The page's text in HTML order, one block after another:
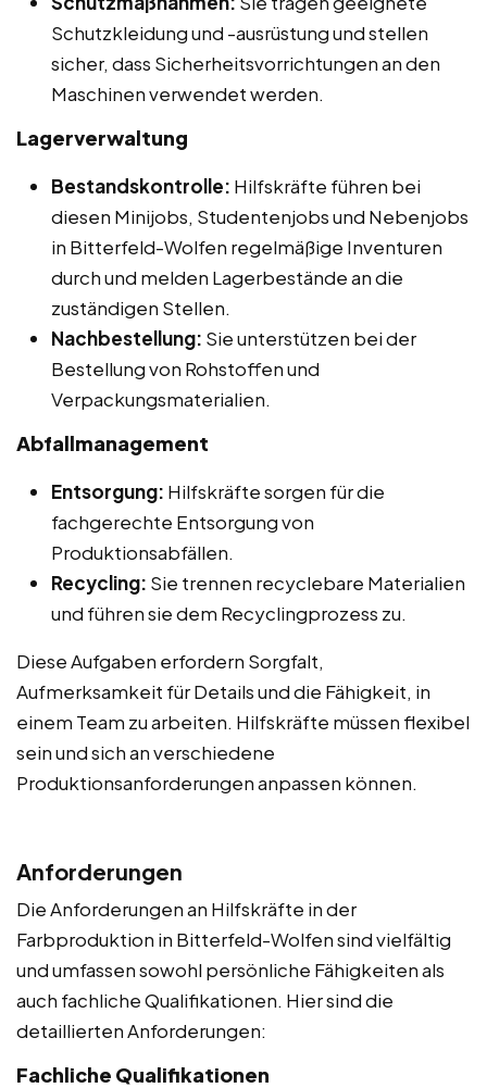
Schutzkleidung und -ausrüstung und stellen
sicher, dass Sicherheitsvorrichtungen an den
Maschinen verwendet werden.
Lagerverwaltung
Bestandskontrolle: Hilfskräfte führen bei
diesen Minijobs, Studentenjobs und Nebenjobs
in Bitterfeld-Wolfen regelmäßige Inventuren
durch und melden Lagerbestände an die
zuständigen Stellen.
Nachbestellung: Sie unterstützen bei der
Bestellung von Rohstoffen und
Verpackungsmaterialien.
Abfallmanagement
Entsorgung: Hilfskräfte sorgen für die
fachgerechte Entsorgung von
Produktionsabfällen.
Recycling: Sie trennen recyclebare Materialien
und führen sie dem Recyclingprozess zu.
Diese Aufgaben erfordern Sorgfalt,
Aufmerksamkeit für Details und die Fähigkeit, in
einem Team zu arbeiten. Hilfskräfte müssen flexibel
sein und sich an verschiedene
Produktionsanforderungen anpassen können.
Anforderungen
Die Anforderungen an Hilfskräfte in der
Farbproduktion in Bitterfeld-Wolfen sind vielfältig
und umfassen sowohl persönliche Fähigkeiten als
auch fachliche Qualifikationen. Hier sind die
detaillierten Anforderungen:
Fachliche Qualifikationen